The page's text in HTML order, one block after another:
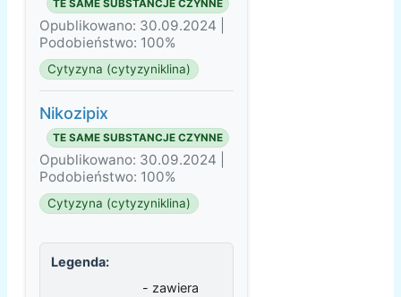
TE SAME SUBSTANCJE CZYNNE
Opublikowano: 30.09.2024 |
Podobieństwo: 100%
Cytyzyna (cytyzyniklina)
Nikozipix
TE SAME SUBSTANCJE CZYNNE
Opublikowano: 30.09.2024 |
Podobieństwo: 100%
Cytyzyna (cytyzyniklina)
Legenda:
- zawiera